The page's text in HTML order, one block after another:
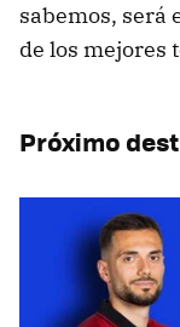
sabemos, será
de los mejores
Próximo